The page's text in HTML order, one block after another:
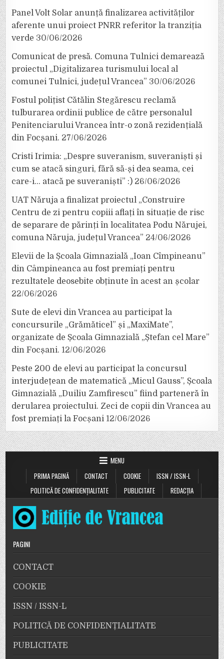
Panel Volt Solar anunță finalizarea activităților
aferente unui proiect PNRR referitor la tranziția
verde 30/06/2026
Comunicat de presă. Comuna Tulnici demarează
proiectul „Digitalizarea turismului local al
comunei Tulnici, județul Vrancea” 30/06/2026
Fostul polițist Cătălin Stegărescu reclamă
tulburarea ordinii publice de către personalul
Penitenciarului Vrancea într-o zonă rezidențială
din Focșani. 27/06/2026
Cristi Irimia: „Despre suveranism, suveraniști și
cum se atacă singuri, fără să-și dea seama, cei
care-i… atacă pe suveraniști” :) 26/06/2026
UAT Năruja a finalizat proiectul „Construire
Centru de zi pentru copiii aflați în situație de risc
de separare de părinți în localitatea Podu Nărujei,
comuna Năruja, județul Vrancea” 24/06/2026
Elevii de la Școala Gimnazială „Ioan Cîmpineanu”
din Câmpineanca au fost premiați pentru
rezultatele deosebite obținute în acest an școlar
22/06/2026
Sute de elevi din Vrancea au participat la
concursurile „Grămăticel” și „MaxiMate”,
organizate de Școala Gimnazială „Ștefan cel Mare”
din Focșani. 12/06/2026
Peste 200 de elevi au participat la concursul
interjudețean de matematică „Micul Gauss”, Școala
Gimnazială „Duiliu Zamfirescu” fiind parteneră în
derularea proiectului. Zeci de copii din Vrancea au
fost premiați la Focșani 12/06/2026
MENU
PRIMA PAGINĂ
CONTACT COOKIE
ISSN / ISSN-L
POLITICĂ DE CONFIDENȚIALITATE
PUBLICITATE REDACȚIA
PAGINI
CONTACT
COOKIE
ISSN / ISSN-L
POLITICĂ DE CONFIDENȚIALITATE
PUBLICITATE